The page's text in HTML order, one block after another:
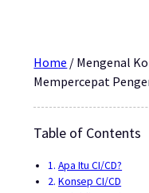
Home / Mengenal
Mempercepat
Table of Contents
Apa Itu CI/CD?
Konsep CI/CD